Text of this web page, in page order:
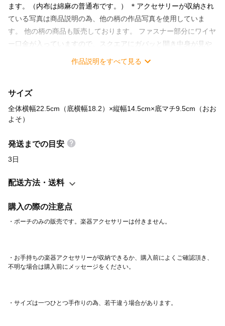
ます。（内布は綿麻の普通布です。） ＊アクセサリーが収納され
ている写真は商品説明の為、他の柄の作品写真を使用していま
す。 他の柄の商品も販売しております。 ファスナー部分にワイヤ
ー口金が入っていますので、スクエアにガバッと開き中身が見や
すく、自立して置けます。 芯地に中綿(ドミット芯)を入れている
く、楽器のお手入れセットや周辺機器のこと）を収納することを
念頭に作っています。（普通にお化粧ポーチとしても使っていた
だけます。） 下の写真の説明にも書きましたが、小物をポケット
コルクグリス・リードケース（クラリネットＢ♭）・チューナー
（マイクのコードを付けたままの状態）をしまえる様に作りまし
ものです） アルトサックスのリードケース（セルマー・ヤマハ）
て置いて置けるので合奏練習中の中身（リードケースやクリーニ
ングペーパー）の出し入れもいちいちポーチを手に取らなくても
合奏中にカラカラーンと転がったりして音を立ててしまう心配も
ありません(笑) 楽器スタンド（クラリネット・ピッコロトランペ
れる余裕があります。 この作品は私自身が市販品のポーチに楽器
作品説明をすべて見る
サイズ
全体横幅22.5cm（底横幅18.2）×縦幅14.5cm×底マチ9.5cm（おお
よそ）
発送までの目安
3日
配送方法・送料
購入の際の注意点
・お手持ちの楽器アクセサリーが収納できるか、購入前によくご確認頂き、